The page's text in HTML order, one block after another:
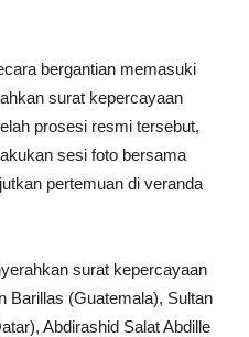
bergantian memasuki
surat kepercayaan
prosesi resmi tersebut,
sesi foto bersama
pertemuan di veranda
surat kepercayaan
Barillas (Guatemala), Sultan
Abdirashid Salat Abdille